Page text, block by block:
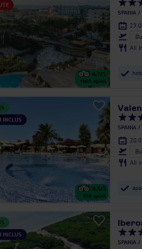
4.7/5
1807 opinii
SPANIA
All
INCLUS
4.5/5
958 opinii
SPANIA
All
INCLUS
SPANIA